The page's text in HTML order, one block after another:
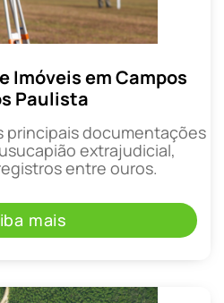
Imóveis em Campos
Paulista
principais documentações
extrajudicial,
entre ouros.
mais